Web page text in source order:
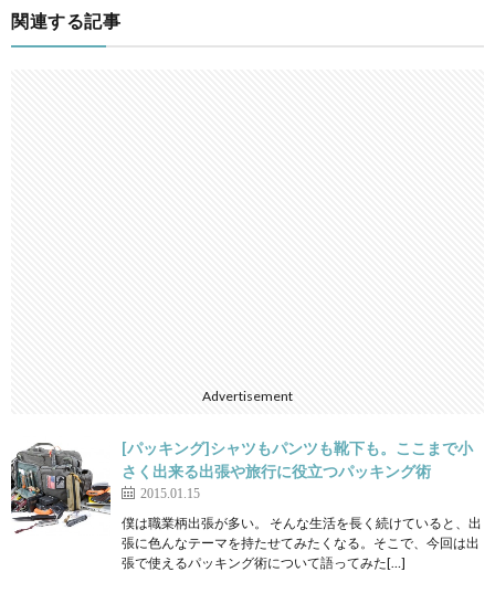
関連する記事
Advertisement
[パッキング]シャツもパンツも靴下も。ここまで小
さく出来る出張や旅行に役立つパッキング術
2015.01.15
僕は職業柄出張が多い。 そんな生活を長く続けていると、出
張に色んなテーマを持たせてみたくなる。そこで、今回は出
張で使えるパッキング術について語ってみた[…]